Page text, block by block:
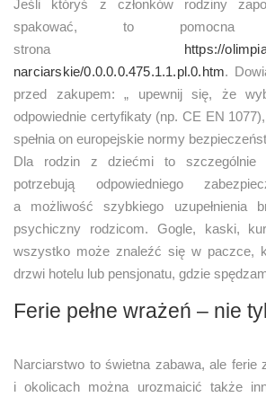
Jeśli któryś z członków rodziny
spakować, to
strona https://
narciarskie/0.0.0.0.475.1.1.pl.0.htm.
przed zakupem: „ upewnij się, że
odpowiednie certyfikaty (np. CE EN
spełnia on europejskie normy
Dla rodzin z dziećmi to szczególnie
potrzebują odpowiedniego
a możliwość szybkiego uzupełnienia
psychiczny rodzicom. Gogle, kaski,
wszystko może znaleźć się w paczce,
drzwi hotelu lub pensjonatu, gdzie
Ferie pełne wrażeń – nie
Narciarstwo to świetna zabawa, ale ferie
i okolicach można urozmaicić także